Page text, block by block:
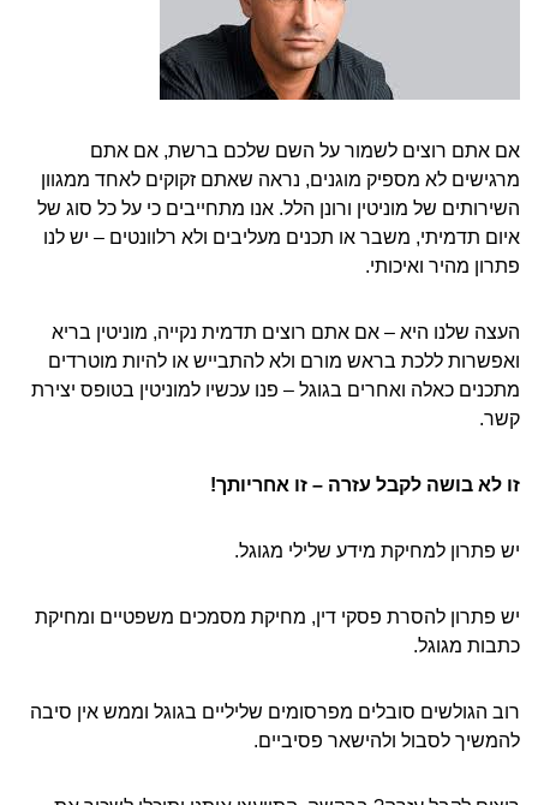
אם אתם רוצים לשמור על השם שלכם ברשת, אם אתם
מרגישים לא מספיק מוגנים, נראה שאתם זקוקים לאחד ממגוון
השירותים של מוניטין ורונן הלל. אנו מתחייבים כי על כל סוג של
איום תדמיתי, משבר או תכנים מעליבים ולא רלוונטים – יש לנו
פתרון מהיר ואיכותי.
העצה שלנו היא – אם אתם רוצים תדמית נקייה, מוניטין בריא
ואפשרות ללכת בראש מורם ולא להתבייש או להיות מוטרדים
מתכנים כאלה ואחרים בגוגל – פנו עכשיו למוניטין בטופס יצירת
קשר.
זו לא בושה לקבל עזרה – זו אחריותך!
יש פתרון למחיקת מידע שלילי מגוגל.
יש פתרון להסרת פסקי דין, מחיקת מסמכים משפטיים ומחיקת
כתבות מגוגל.
רוב הגולשים סובלים מפרסומים שליליים בגוגל וממש אין סיבה
להמשיך לסבול ולהישאר פסיביים.